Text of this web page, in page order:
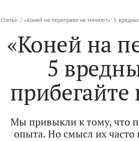
Статьи / «Коней на переправе не меняют»: 5
«Коней на
5
Мы привыкли к тому, что
опыта. Но смысл их часто